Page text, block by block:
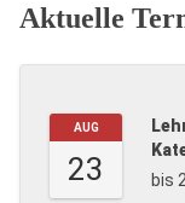
Aktuelle
AUG
23
bis